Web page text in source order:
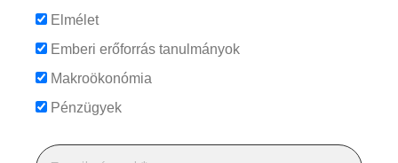
Elmélet
Emberi erőforrás tanulmányok
Makroökonómia
Pénzügyek